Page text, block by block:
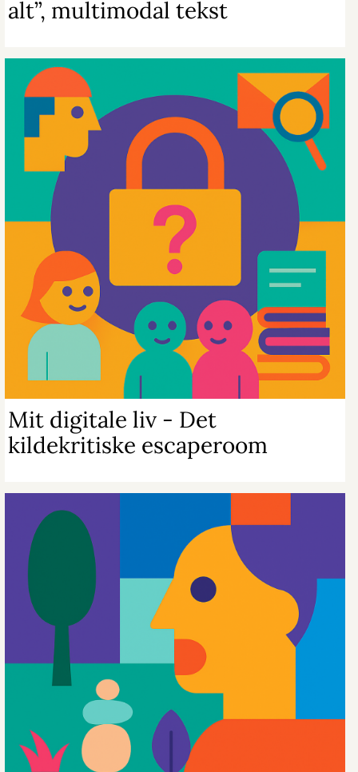
alt”, multimodal tekst
Mit digitale liv - Det
kildekritiske escaperoom